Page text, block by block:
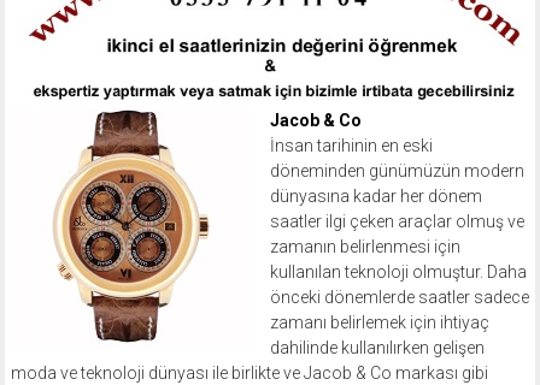
Jacob & Co
İnsan tarihinin en eski
döneminden günümüzün modern
dünyasına kadar her dönem
saatler ilgi çeken araçlar olmuş ve
zamanın belirlenmesi için
kullanılan teknoloji olmuştur. Daha
önceki dönemlerde saatler sadece
zamanı belirlemek için ihtiyaç
dahilinde kullanılırken gelişen
moda ve teknoloji dünyası ile birlikte ve Jacob & Co markası gibi